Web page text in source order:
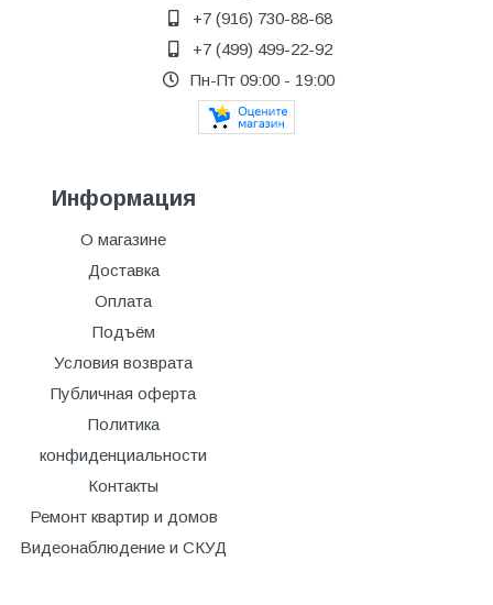
+7 (916) 730-88-68
+7 (499) 499-22-92
Пн-Пт 09:00 - 19:00
Информация
О магазине
Доставка
Оплата
Подъём
Условия возврата
Публичная оферта
Политика
конфиденциальности
Контакты
Ремонт квартир и домов
Видеонаблюдение и СКУД